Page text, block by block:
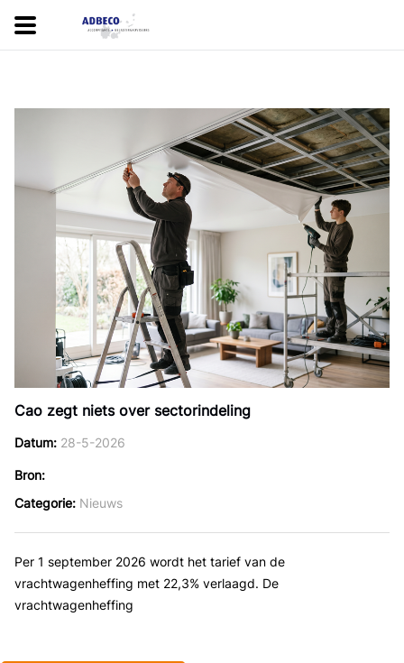
Cao zegt niets over sectorindeling
Datum 28-5-2026
Bron
Categorie Nieuws
Per 1 september 2026 wordt het tarief van de
vrachtwagenheffing met 22,3% verlaagd. De
vrachtwagenheffing